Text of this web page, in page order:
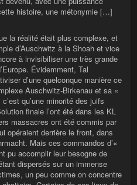
histoire, une métonymie […]
la réalité était plus complexe, et
d’Auschwitz à la Shoah et vice
à invisibiliser une très grande
Évidemment, Tal
d’une quelconque manière ce
Auschwitz-Birkenau et sa «
qu’une minorité des juifs
finale l’ont été dans les KL
massacres ont été commis par
opéraient derrière le front, dans
Mais ces commandos d’«
pu accomplir leur besogne de
dispersés sur un immense
un peu comme on concentre